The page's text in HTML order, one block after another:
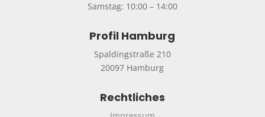
Samstag: 10:00 – 14:00
Profil Hamburg
Spaldingstraße 210
20097 Hamburg
Rechtliches